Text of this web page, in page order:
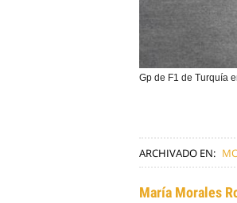
Gp de F1 de Turquía
ARCHIVADO EN:
María Morales